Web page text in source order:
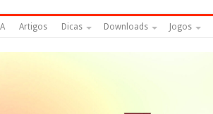
Artigos Dicas Downloads Jogos